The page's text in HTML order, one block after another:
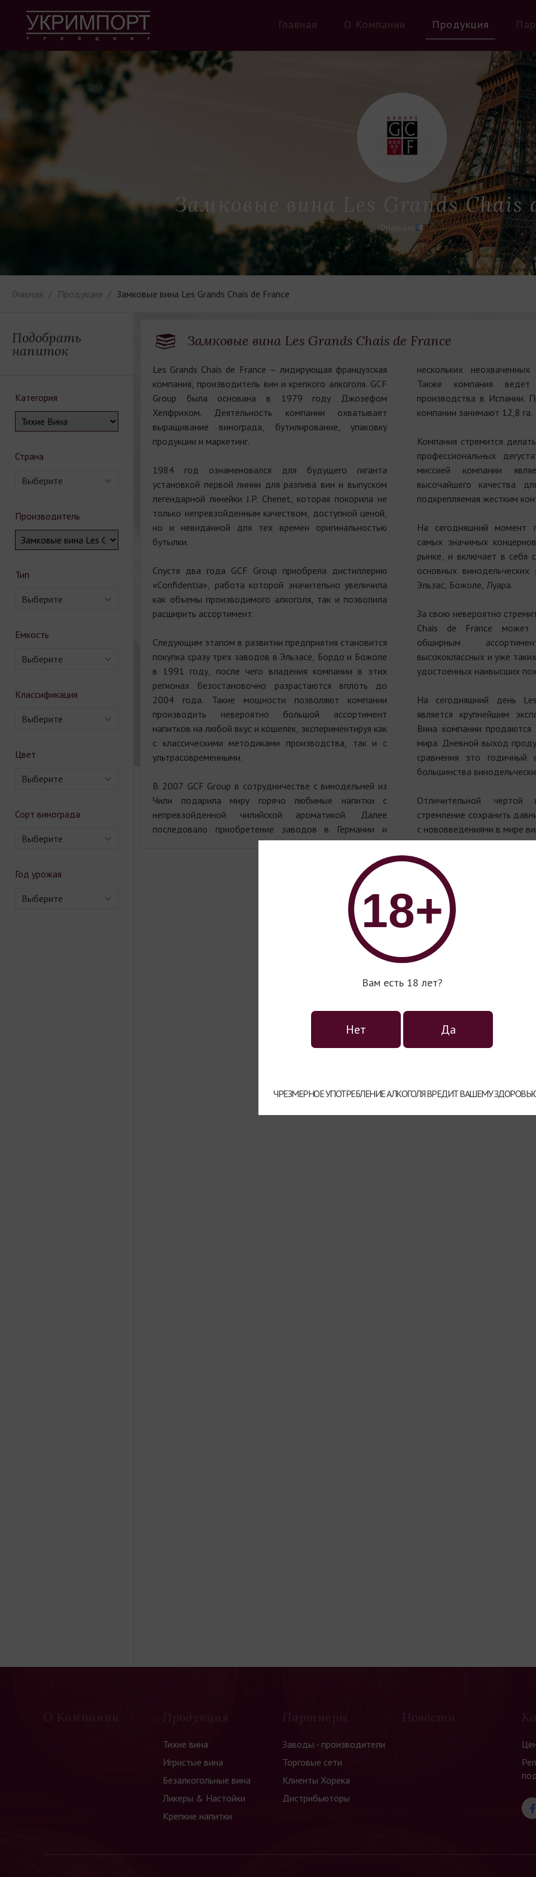
18+
Вам есть 18 лет?
Нет Да
ЧРЕЗМЕРНОЕ УПОТРЕБЛЕНИЕ АЛКОГОЛЯ ВРЕДИТ ВАШЕМУ
Главная О Компании Продукция
Замковые вина Les Grands Chais
Франция
Главная Продукция Замковые вина Les Grands Chais de France
Подобрать
напиток
Категория
Страна
Выберите
Производитель
Тип
Выберите
Емкость
Выберите
Классификация
Выберите
Цвет
Выберите
Сорт винограда
Выберите
Год урожая
Выберите
Замковые вина Les Grands Chais de France
Les Grands Chais de France – лидирующая французская
компания, производитель вин и крепкого алкоголя. GCF
Group была основана в 1979 году Джозефом
Хелфрихом. Деятельность компании охватывает
выращивание винограда, бутилирование, упаковку
продукции и маркетинг.
1984 год ознаменовался для будущего гиганта
установкой первой линии для разлива вин и выпуском
легендарной линейки J.P. Chenet, которая покорила не
только непревзойденным качеством, доступной ценой,
но и невиданной для тех времен оригинальностью
бутылки.
Спустя два года GCF Group приобрела дистиллерию
«Confidentia», работа которой значительно увеличила
как объемы производимого алкоголя, так и позволила
расширить ассортимент.
Следующим этапом в развитии предприятия становится
покупка сразу трех заводов в Эльзасе, Бордо и Божоле
в 1991 году, после чего владения компании в этих
регионах безостановочно разрастаются вплоть до
2004 года. Такие мощности позволяют компании
производить невероятно большой ассортимент
напитков на любой вкус и кошелек, экспериментируя как
с классическими методиками производства, так и с
ультрасовременными.
В 2007 GCF Group в сотрудничестве с винодельней из
Чили подарила миру горячо любимые напитки с
непревзойденной чилийской ароматикой. Далее
последовало приобретение заводов в Германии и
нескольких
Также компания
производства в Испании.
компании занимают 12,8 га.
Компания стремится
профессиональных
миссией компании
высочайшего качества
подкрепляемая жестким
На сегодняшний момент
самых значимых
рынке, и включает в себя
основных
Эльзас, Божоле, Луара.
За свою невероятно
Chais de France может
обширным
высококлассных и уже
удостоенных наивысших
На сегодняшний день
является крупнейшим
Вина компании
мира. Дневной выход
сравнения это годичный
большинства
Отличительной чертой
стремление сохранить
с нововведениями в мире
Замковые вина коллекции
О Компании Продукция
Тихие вина
Игристые вина
Безалкогольные вина
Ликеры & Настойки
Крепкие напитки
Партнеры
Заводы - производители
Торговые сети
Клиенты Хорека
Дистрибьюторы
Новости